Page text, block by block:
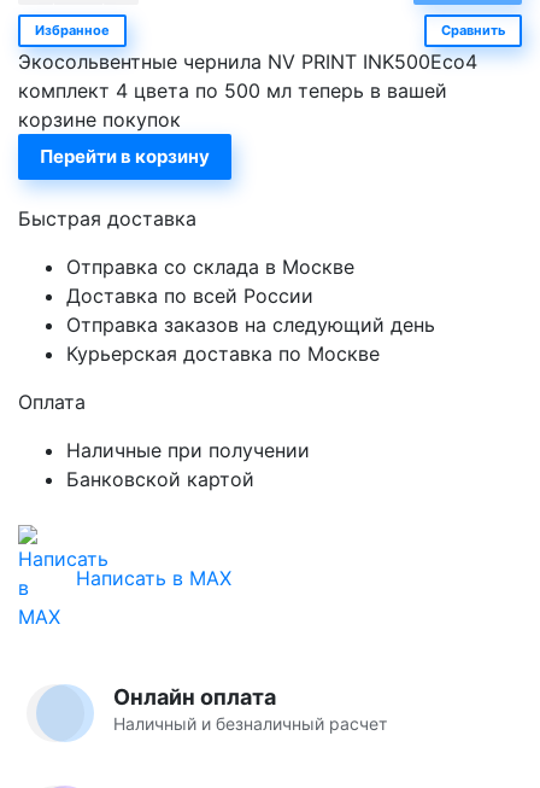
Избранное Сравнить
Экосольвентные чернила NV PRINT INK500Eco4
комплект 4 цвета по 500 мл теперь в вашей
корзине покупок
Перейти в корзину
Быстрая доставка
Отправка со склада в Москве
Доставка по всей России
Отправка заказов на следующий день
Курьерская доставка по Москве
Оплата
Наличные при получении
Банковской картой
Написать в MAX
Онлайн оплата
Наличный и безналичный расчет